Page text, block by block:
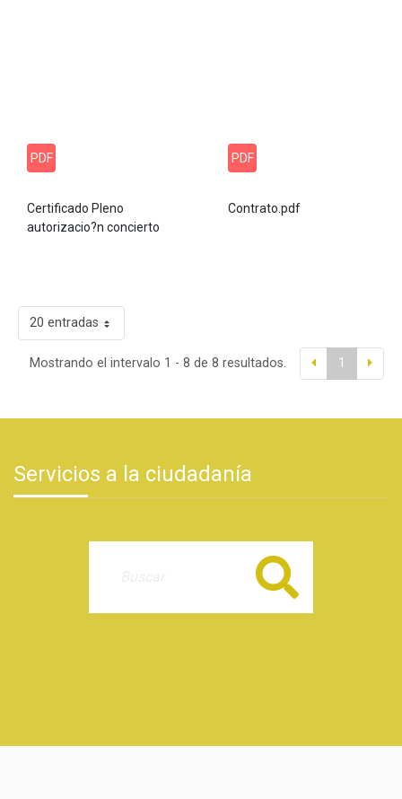
PDF
Certificado Pleno
autorizacio?n concierto
PDF
Contrato.pdf
20 entradas
Mostrando el intervalo 1 - 8 de 8 resultados. 1
Servicios a la ciudadanía
Buscar